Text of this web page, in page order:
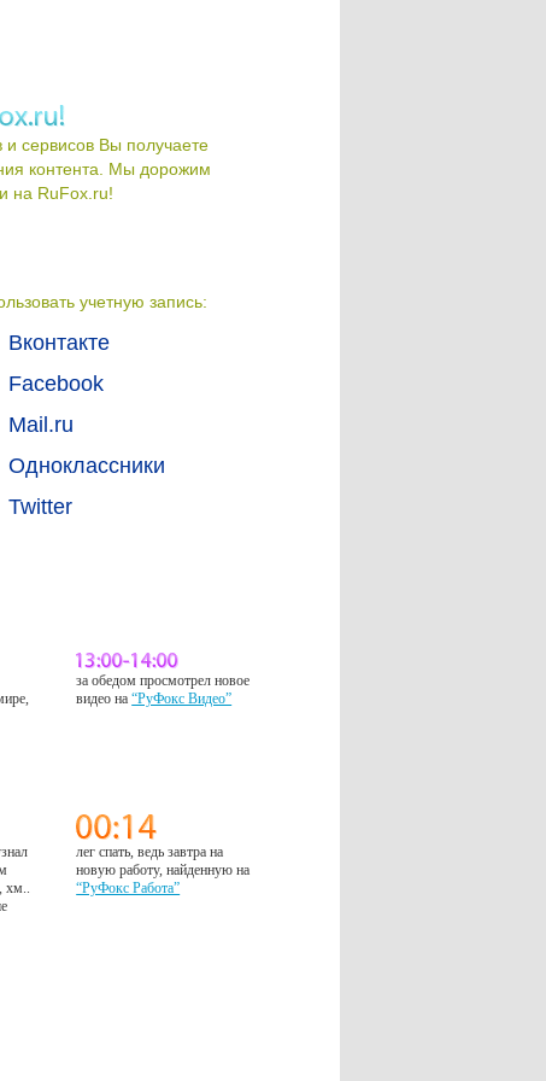
и сервисов Вы получаете
контента. Мы дорожим
на RuFox.ru!
учетную запись:
Вконтакте
Facebook
Mail.ru
Одноклассники
Twitter
за обедом просмотрел новое
видео на“РуФокс Видео”
хм..
лег спать, ведь завтра на
новую работу, найденную на
“РуФокс Работа”